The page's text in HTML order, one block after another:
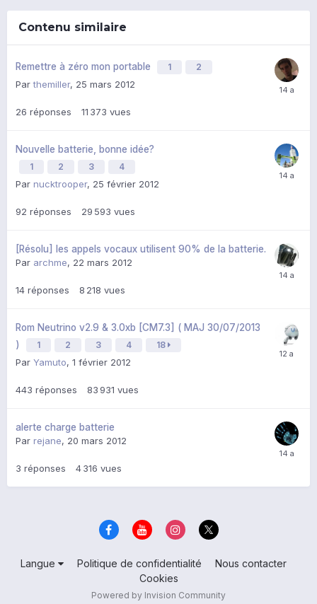
Contenu similaire
Remettre à zéro mon portable 1 2
Parthemiller, 25 mars 2012
26 réponses 11 373 vues
Nouvelle batterie, bonne idée?
1 2 3 4
Par nucktrooper, 25 février 2012
92 réponses 29 593 vues
[Résolu] les appels vocaux utilisent 90% de la batterie.
Par archme, 22 mars 2012
14 réponses 8 218 vues
Rom Neutrino v2.9 & 3.0xb [CM7.3] ( MAJ 30/07/2013
)
1 2 3 4 18
Par Yamuto, 1 février 2012
443 réponses 83 931 vues
alerte charge batterie
Par rejane, 20 mars 2012
3 réponses 4 316 vues
Langue Politique de confidentialité
Nous contacter
Cookies
Powered by Invision Community